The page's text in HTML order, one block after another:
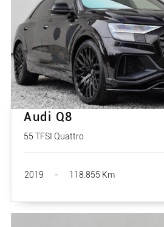
Audi Q8
55 TFSI Quattro
2019 - 118.855 Km